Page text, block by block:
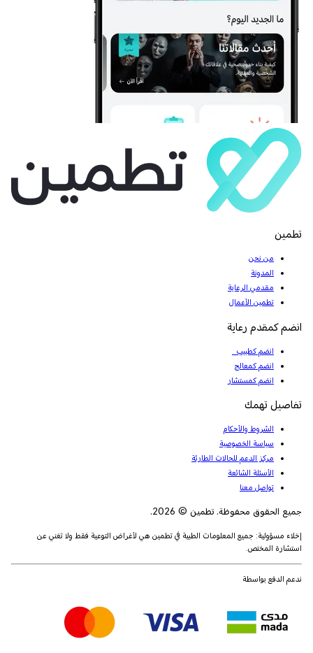
تطمين
من نحن
المدونة
مقدمي الرعاية
تطمين الأعمال
انضم كمقدم رعاية
انضم كطبيب
انضم كمعالج
انضم كمستشار
تفاصيل تهمك
الشروط والأحكام
سياسة الخصوصية
مركز الدعم للحالات الطارئة
الأسئلة الشائعة
تواصل معنا
جميع الحقوق محفوظة. تطمين © 2026.
إخلاء مسؤولية: جميع المعلومات الطبية في تطمين هي لأغراض التوعية فقط ولا تغني عن
استشارة المختص.
ندعم الدفع بواسطة